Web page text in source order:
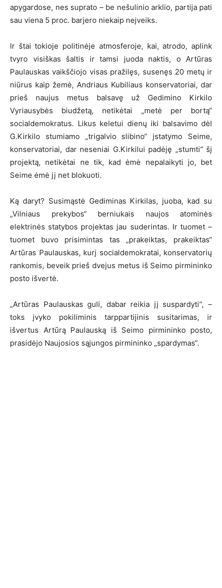
apygardose, nes suprato – be nešulinio arklio, partija pati
sau viena 5 proc. barjero niekaip neįveiks.
Ir štai tokioje politinėje atmosferoje, kai, atrodo, aplink
tvyro visiškas šaltis ir tamsi juoda naktis, o Artūras
Paulauskas vaikščiojo visas pražilęs, susenęs 20 metų ir
niūrus kaip žemė, Andriaus Kubiliaus konservatoriai, dar
prieš naujus metus balsavę už Gedimino Kirkilo
Vyriausybės biudžetą, netikėtai „metė per bortą“
socialdemokratus. Likus keletui dienų iki balsavimo dėl
G.Kirkilo stumiamo „trigalvio slibino“ įstatymo Seime,
konservatoriai, dar neseniai G.Kirkilui padėję „stumti“ šį
projektą, netikėtai ne tik, kad ėmė nepalaikyti jo, bet
Seime ėmė jį net blokuoti.
Ką daryt? Susimąstė Gediminas Kirkilas, juoba, kad su
„Vilniaus prekybos“ berniukais naujos atominės
elektrinės statybos projektas jau suderintas. Ir tuomet –
tuomet buvo prisimintas tas „prakeiktas, prakeiktas“
Artūras Paulauskas, kurį socialdemokratai, konservatorių
rankomis, beveik prieš dvejus metus iš Seimo pirmininko
posto išvertė.
„Artūras Paulauskas guli, dabar reikia jį suspardyti“, –
toks įvyko pokiliminis tarppartijinis susitarimas, ir
išvertus Artūrą Paulauską iš Seimo pirmininko posto,
prasidėjo Naujosios sąjungos pirmininko „spardymas“.